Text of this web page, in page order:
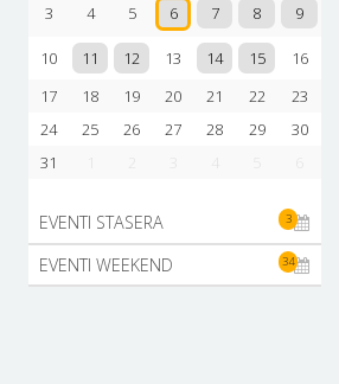
3
4 5 6 7 8 9
10 11 12 13 14 15
16
17
18 19 20 21 22
23
24
25 26 27 28 29
30
31
EVENTI STASERA 3
EVENTI WEEKEND 34